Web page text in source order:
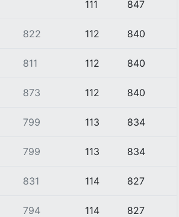
111 847
822 112 840
811 112 840
873 112 840
799 113 834
799 113 834
831 114 827
794 114 827